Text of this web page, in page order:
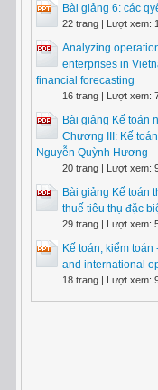
Bài giảng 6: các
22 trang | Lượt xem:
Analyzing
enterprises in
financial forecasting
16 trang | Lượt xem:
Bài giảng Kế toán
Chương III: Kế
Nguyễn Quỳnh Hương
20 trang | Lượt xem:
Bài giảng Kế toán
thuế tiêu thụ đặc
29 trang | Lượt xem:
Kế toán, kiểm
and international
18 trang | Lượt xem: